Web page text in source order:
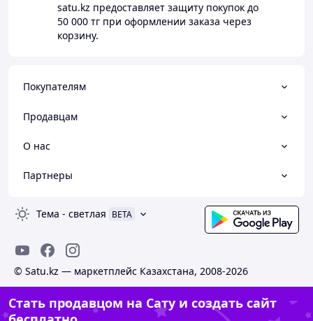
satu.kz предоставляет защиту покупок до
50 000 тг при оформлении заказа через
корзину.
Покупателям
Продавцам
О нас
Партнеры
Тема - светлая BETA
© Satu.kz — маркетплейс Казахстана, 2008-2026
Стать продавцом на Сату и создать сайт